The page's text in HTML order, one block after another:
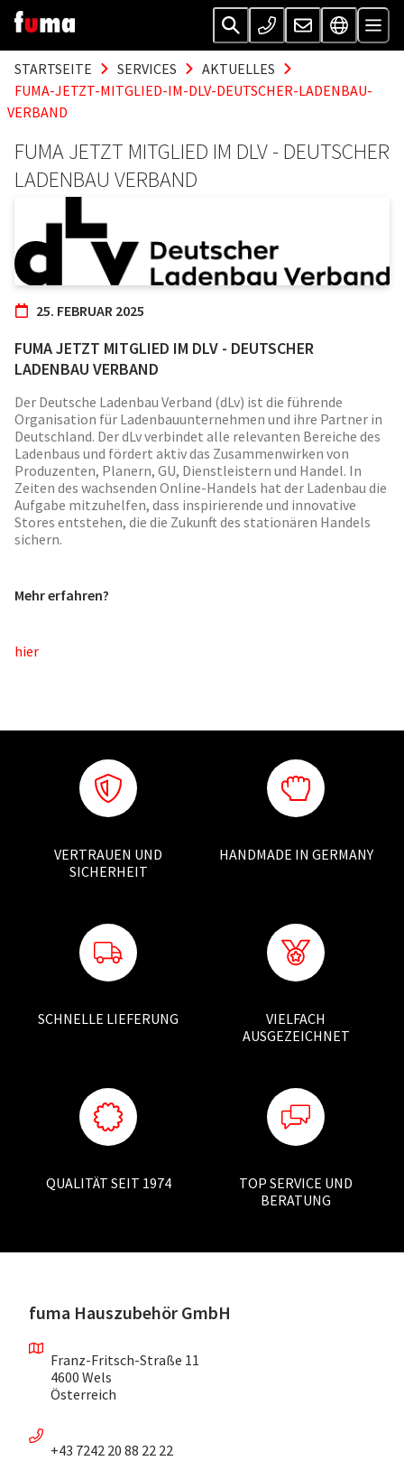
STARTSEITE SERVICES
AKTUELLES
FUMA-JETZT-MITGLIED-IM-DLV-DEUTSCHER-LADENBAU-
VERBAND
FUMA JETZT MITGLIED IM DLV - DEUTSCHER
LADENBAU VERBAND
25. FEBRUAR 2025
FUMA JETZT MITGLIED IM DLV - DEUTSCHER
LADENBAU VERBAND
Der Deutsche Ladenbau Verband (dLv) ist die führende
Organisation für Ladenbauunternehmen und ihre Partner in
Deutschland. Der dLv verbindet alle relevanten Bereiche des
Ladenbaus und fördert aktiv das Zusammenwirken von
Produzenten, Planern, GU, Dienstleistern und Handel. In
Zeiten des wachsenden Online-Handels hat der Ladenbau die
Aufgabe mitzuhelfen, dass inspirierende und innovative
Stores entstehen, die die Zukunft des stationären Handels
sichern.
Mehr erfahren?
hier
VERTRAUEN UND
SICHERHEIT
HANDMADE IN GERMANY
SCHNELLE LIEFERUNG
VIELFACH
AUSGEZEICHNET
QUALITÄT SEIT 1974
TOP SERVICE UND
BERATUNG
fuma Hauszubehör GmbH
Franz-Fritsch-Straße 11
4600 Wels
Österreich
+43 7242 20 88 22 22